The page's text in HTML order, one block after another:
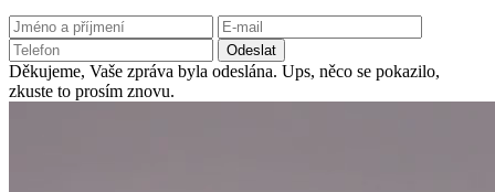
Odeslat
Děkujeme, Vaše zpráva byla odeslána. Ups, něco se pokazilo,
zkuste to prosím znovu.